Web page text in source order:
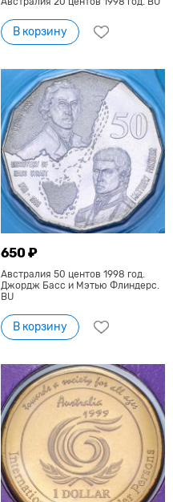
В корзину
650 ₽
Австралия 50 центов 1998 год.
Джордж Басс и Мэтью Флиндерс.
BU
В корзину